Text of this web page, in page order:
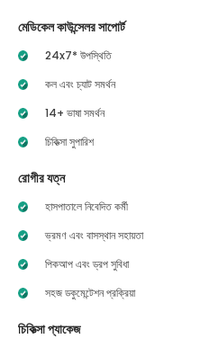
মেডিকেল কাউন্সেলর সাপোর্ট
24x7* উপস্থিতি
কল এবং চ্যাট সমর্থন
14+ ভাষা সমর্থন
চিকিত্সা সুপারিশ
রোগীর যত্ন
হাসপাতালে নিবেদিত কর্মী
ভ্রমণ এবং বাসস্থান সহায়তা
পিকআপ এবং ড্রপ সুবিধা
সহজ ডকুমেন্টেশন প্রক্রিয়া
চিকিত্সা প্যাকেজ